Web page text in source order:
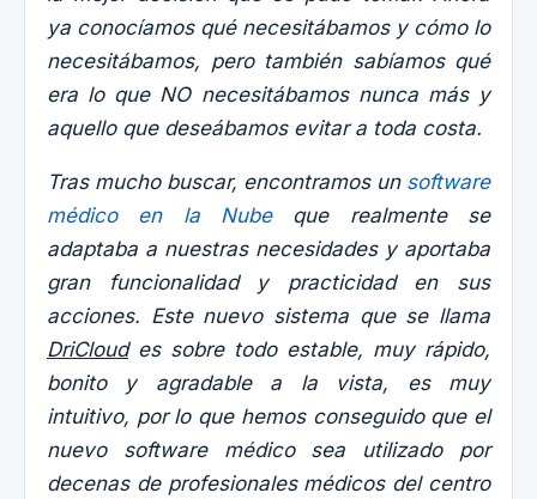
ya conocíamos qué necesitábamos y cómo lo
necesitábamos, pero también sabíamos qué
era lo que NO necesitábamos nunca más y
aquello que deseábamos evitar a toda costa.
Tras mucho buscar, encontramos un software
médico en la Nubeque realmente se
adaptaba a nuestras necesidades y aportaba
gran funcionalidad y practicidad en sus
acciones. Este nuevo sistema que se llama
DriCloudes sobre todo estable, muy rápido,
bonito y agradable a la vista, es muy
intuitivo, por lo que hemos conseguido que el
nuevo software médico sea utilizado por
decenas de profesionales médicos del centro